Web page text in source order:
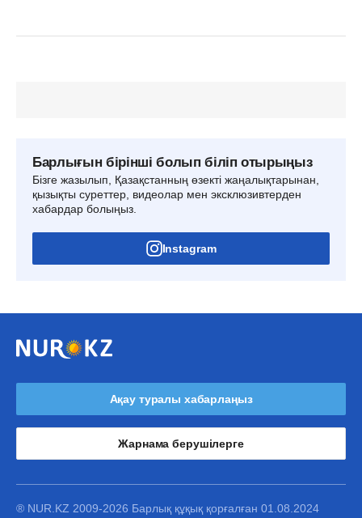
Барлығын бірінші болып біліп отырыңыз
Бізге жазылып, Қазақстанның өзекті жаңалықтарынан,
қызықты суреттер, видеолар мен эксклюзивтерден
хабардар болыңыз.
Instagram
Ақау туралы хабарлаңыз
Жарнама берушілерге
® NUR.KZ 2009-2026 Барлық құқық қорғалған 01.08.2024